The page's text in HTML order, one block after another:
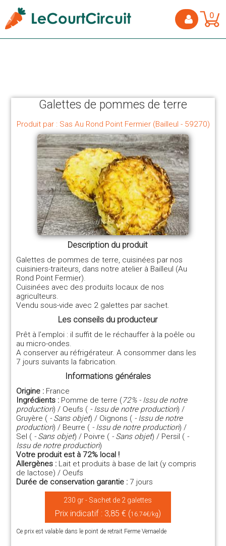
0
Galettes de pommes de terre
Produit par : Sas Au Rond Point Fermier (Bailleul - 59270)
Description du produit
Galettes de pommes de terre, cuisinées par nos
cuisiniers-traiteurs, dans notre atelier à Bailleul (Au
Rond Point Fermier).
Cuisinées avec des produits locaux de nos
agriculteurs.
Vendu sous-vide avec 2 galettes par sachet.
Les conseils du producteur
Prêt à l'emploi : il suffit de le réchauffer à la poêle ou
au micro-ondes.
A conserver au réfrigérateur. A consommer dans les
7 jours suivants la fabrication.
Informations générales
Origine : France
Ingrédients : Pomme de terre (72% - Issu de notre
production) / Oeufs ( - Issu de notre production) /
Gruyère ( - Sans objet) / Oignons ( - Issu de notre
production) / Beurre ( - Issu de notre production) /
Sel ( - Sans objet) / Poivre ( - Sans objet) / Persil ( -
Issu de notre production)
Votre produit est à 72% local !
Allergènes : Lait et produits à base de lait (y compris
de lactose) / Oeufs
Durée de conservation garantie :7 jours
230 gr - Sachet de 2 galettes
Prix indicatif : 3,85 € (16.74€/kg)
Ce prix est valable dans le point de retrait Ferme Vernaelde